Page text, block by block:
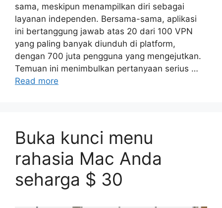
sama, meskipun menampilkan diri sebagai
layanan independen. Bersama-sama, aplikasi
ini bertanggung jawab atas 20 dari 100 VPN
yang paling banyak diunduh di platform,
dengan 700 juta pengguna yang mengejutkan.
Temuan ini menimbulkan pertanyaan serius …
Read more
Buka kunci menu
rahasia Mac Anda
seharga $ 30